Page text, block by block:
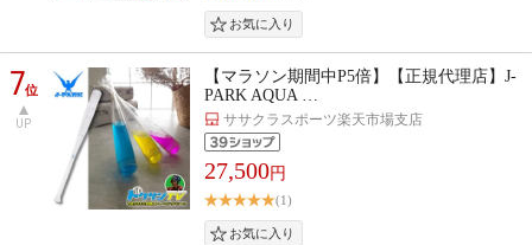
7位
UP
【マラソン期間中P5倍】【正規代理店】J-
PARK AQUA …
ササクラスポーツ楽天市場支店
27,500円
(1)